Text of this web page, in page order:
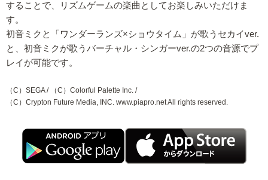
することで、リズムゲームの楽曲としてお楽しみいただけま
す。
初音ミクと「ワンダーランズ×ショウタイム」が歌うセカイver.
と、初音ミクが歌うバーチャル・シンガーver.の2つの音源でプ
レイが可能です。
（C）SEGA / （C）Colorful Palette Inc. /
（C）Crypton Future Media, INC. www.piapro.net All rights reserved.